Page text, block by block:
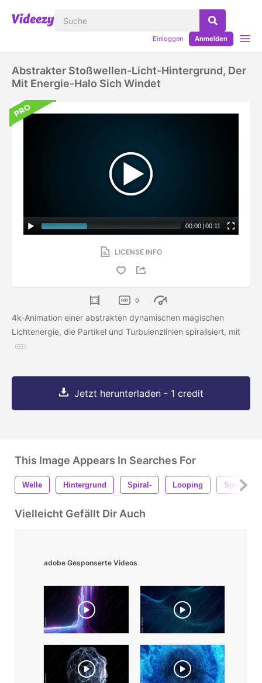
Einloggen Anmelden
Abstrakter Stoßwellen-Licht-Hintergrund, Der
Mit Energie-Halo Sich Windet
00:00 | 00:11
LICENSE INFO
0
4k-Animation einer abstrakten dynamischen magischen
Lichtenergie, die Partikel und Turbulenzlinien spiralisiert, mit
Jetzt herunterladen - 1 credit
This Image Appears In Searches For
Welle Hintergrund Spiral- Looping
Vielleicht Gefällt Dir Auch
adobe Gesponserte Videos